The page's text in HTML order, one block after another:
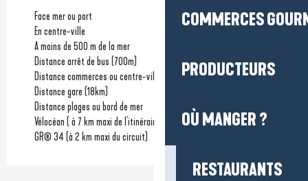
COMMERCES
PRODUCTEURS
OÙ MANGER ?
RESTAURANTS
Face mer ou port
En centre-ville
A moins de 500 m de la mer
Distance arrêt de bus (700m)
Distance commerces ou centre-ville
(50m)
Distance gare (18km)
Distance plages ou bord de mer
Vélocéan ( à 7 km maxi de l'itinéraire)
GR® 34 (à 2 km maxi du circuit)